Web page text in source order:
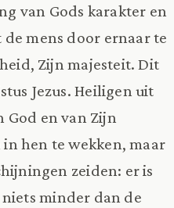
van Gods karakter en
mens door ernaar te
Zijn majesteit. Dit
Jezus. Heiligen uit
God en van Zijn
hen te wekken, maar
zeiden: er is
minder dan de